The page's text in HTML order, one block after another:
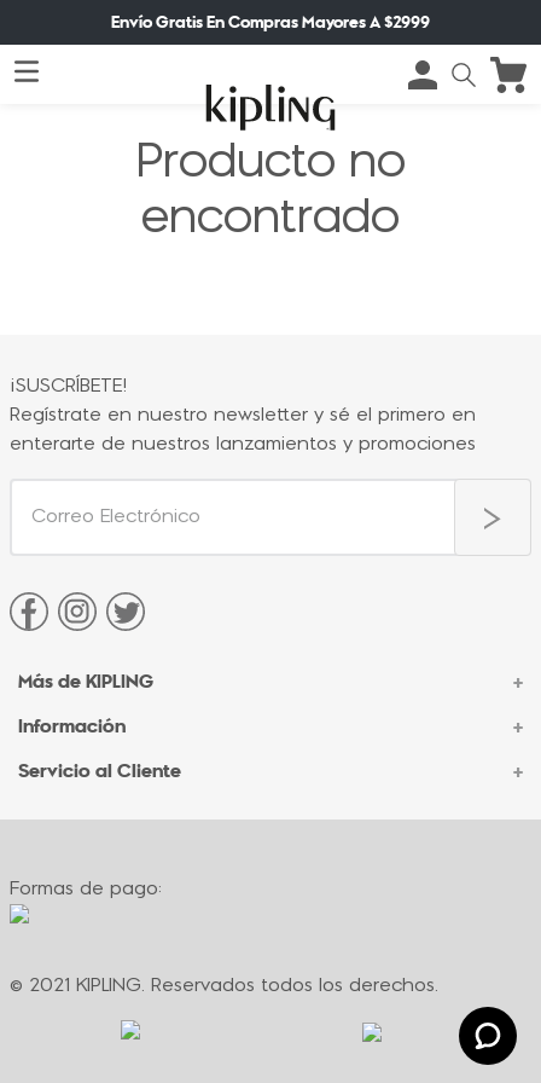
Envío Gratis En Compras Mayores A $2999
Producto no
encontrado
¡SUSCRÍBETE!
Regístrate en nuestro newsletter y sé el primero en
enterarte de nuestros lanzamientos y promociones
Más de KIPLING +
Acerca de Kipling
Sucursales
Información +
Contacto Corporativo
Formas de pago
Servicio al Cliente +
Contacto
Políticas de cambio
Términos y condiciones de promociones
Política de privacidad
Formas de pago:
© 2021 KIPLING. Reservados todos los derechos.